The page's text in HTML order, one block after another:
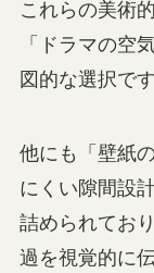
これらの美術
「ドラマの空
図的な選択です
他にも「壁紙
にくい隙間設
詰められてお
過を視覚的に